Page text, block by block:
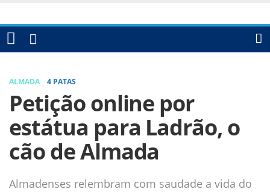
ALMADA 4 PATAS
Petição online por
estátua para Ladrão, o
cão de Almada
Almadenses relembram com saudade a vida do